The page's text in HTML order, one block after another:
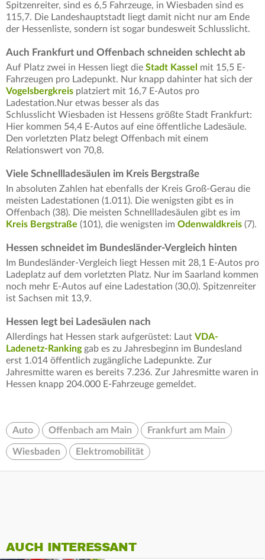
Spitzenreiter, sind es 6,5 Fahrzeuge, in Wiesbaden sind es
115,7. Die Landeshauptstadt liegt damit nicht nur am Ende
der Hessenliste, sondern ist sogar bundesweit Schlusslicht.
Auch Frankfurt und Offenbach schneiden schlecht ab
Auf Platz zwei in Hessen liegt die Stadt Kassel
mit 15,5 E-
Fahrzeugen pro Ladepunkt. Nur knapp dahinter hat sich der
Vogelsbergkreis platziert mit 16,7 E-Autos pro
Ladestation.Nur etwas besser als das
Schlusslicht Wiesbaden ist Hessens größte Stadt Frankfurt:
Hier kommen 54,4 E-Autos auf eine öffentliche Ladesäule.
Den vorletzten Platz belegt Offenbach mit einem
Relationswert von 70,8.
Viele Schnellladesäulen im Kreis Bergstraße
In absoluten Zahlen hat ebenfalls der Kreis Groß-Gerau die
meisten Ladestationen (1.011). Die wenigsten gibt es in
Offenbach (38). Die meisten Schnellladesäulen gibt es im
Kreis Bergstraße (101), die wenigsten im Odenwaldkreis (7).
Hessen schneidet im Bundesländer-Vergleich hinten
Im Bundesländer-Vergleich liegt Hessen mit 28,1 E-Autos pro
Ladeplatz auf dem vorletzten Platz. Nur im Saarland kommen
noch mehr E-Autos auf eine Ladestation (30,0). Spitzenreiter
ist Sachsen mit 13,9.
Hessen legt bei Ladesäulen nach
Allerdings hat Hessen stark aufgerüstet: Laut VDA-
Ladenetz-Rankinggab es zu Jahresbeginn im Bundesland
erst 1.014 öffentlich zugängliche Ladepunkte. Zur
Jahresmitte waren es bereits 7.236. Zur Jahresmitte waren in
Hessen knapp 204.000 E-Fahrzeuge gemeldet.
Auto Offenbach am Main Frankfurt am Main
Wiesbaden Elektromobilität
AUCH INTERESSANT